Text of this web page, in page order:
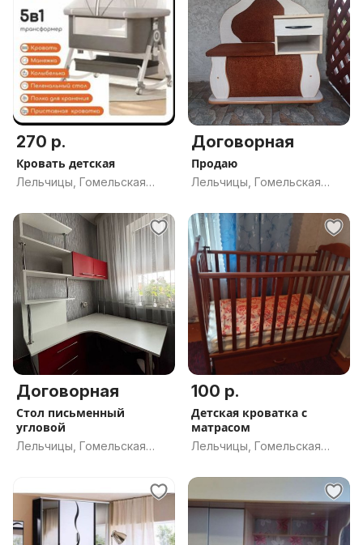
270 р.
Кровать детская
Лельчицы, Гомельская
Договорная
Продаю
Лельчицы, Гомельская
Договорная
Стол письменный
угловой
Лельчицы, Гомельская
100 р.
Детская кроватка с
матрасом
Лельчицы, Гомельская